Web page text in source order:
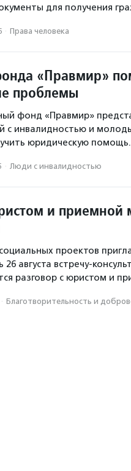
для получения
· Права человека
«Правмир»
проблемы
фонд «Правмир»
с инвалидностью и
юридическую помощь.
· Люди с инвалидностью
и
проектов
августа встречу-
разговор с юристом и
· Благотвори­тель­ность и